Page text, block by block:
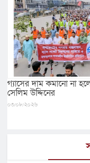
গ্যাসের দাম কমানো না
সেলিম উদ্দিনের
০৩/০৮/২০২৬